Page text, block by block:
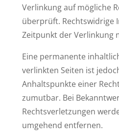
Verlinkung auf mögliche
überprüft. Rechtswidrige
Zeitpunkt der Verlinkung
Eine permanente
verlinkten Seiten ist
Anhaltspunkte einer
zumutbar. Bei
Rechtsverletzungen
umgehend entfernen.